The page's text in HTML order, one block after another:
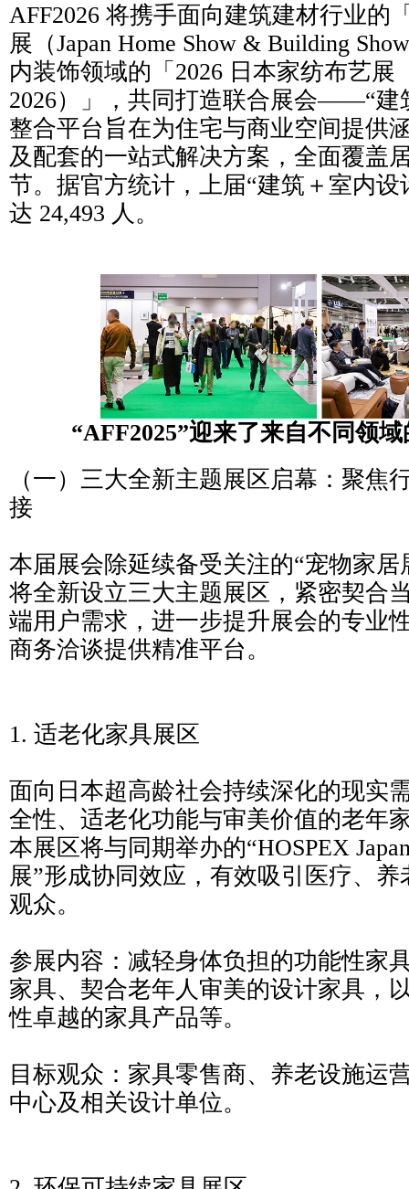
AFF2026 将携手面向建筑建材行业的
展（Japan Home Show & Building
内装饰领域的「2026 日本家纺布艺展
2026）」，共同打造联合展会——“建
整合平台旨在为住宅与商业空间提供
及配套的一站式解决方案，全面覆盖
节。据官方统计，上届“建筑＋室内
达 24,493 人。
“AFF2025”迎来了来自不同领
（一）三大全新主题展区启幕：聚焦
接
本届展会除延续备受关注的“宠物家居
将全新设立三大主题展区，紧密契合
端用户需求，进一步提升展会的专业
商务洽谈提供精准平台。
1. 适老化家具展区
面向日本超高龄社会持续深化的现实
全性、适老化功能与审美价值的老年
本展区将与同期举办的“HOSPEX
展”形成协同效应，有效吸引医疗、
观众。
参展内容：减轻身体负担的功能性家
家具、契合老年人审美的设计家具，
性卓越的家具产品等。
目标观众：家具零售商、养老设施运
中心及相关设计单位。